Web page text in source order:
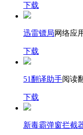
下载
迅雷镖局网络应
下载
51翻译助手阅读
下载
新毒霸弹窗拦截